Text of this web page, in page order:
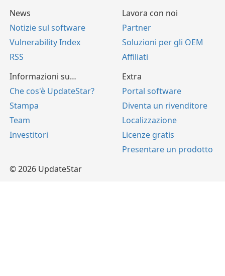
News
Notizie sul software
Vulnerability Index
RSS
Lavora con noi
Partner
Soluzioni per gli OEM
Affiliati
Informazioni su…
Che cos'è UpdateStar?
Stampa
Team
Investitori
Extra
Portal software
Diventa un rivenditore
Localizzazione
Licenze gratis
Presentare un prodotto
© 2026 UpdateStar